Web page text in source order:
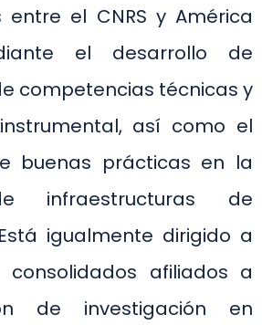
entre el CNRS y América
el desarrollo de
competencias técnicas y
así como el
buenas prácticas en la
infraestructuras de
igualmente dirigido a
consolidados afiliados a
de investigación en